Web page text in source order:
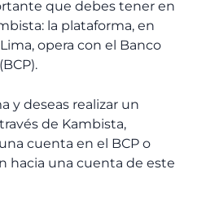
que debes tener en
la plataforma, en
opera con el Banco
y deseas realizar un
de Kambista,
cuenta en el BCP o
hacia una cuenta de este